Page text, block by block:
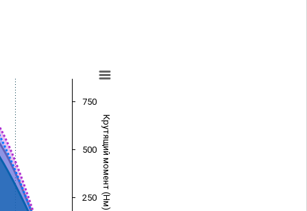
Крутящий момент (Нм)
250
500
750